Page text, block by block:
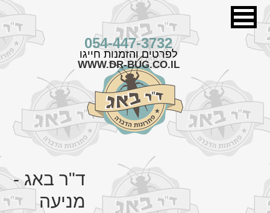
054-447-3732
לפרטים והזמנות חייגו
WWW.DR-BUG.CO.IL
ד"ר באג -
מניעה